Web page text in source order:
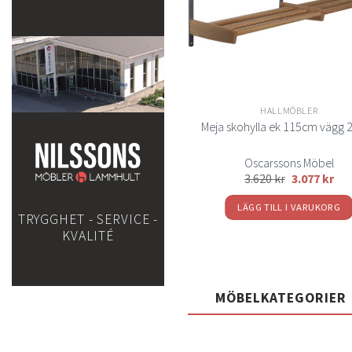
TRYGGHET - SERVICE -
KVALITÉ
HALLMÖBLER
Meja skohylla ek 115cm vägg
Oscarssons Möbel
3.620kr 3.077 kr
LÄGG TILL I VARUKORG
GALGAR
Oscarssons Möbel
347kr 295kr
MÖBELKATEGORIER